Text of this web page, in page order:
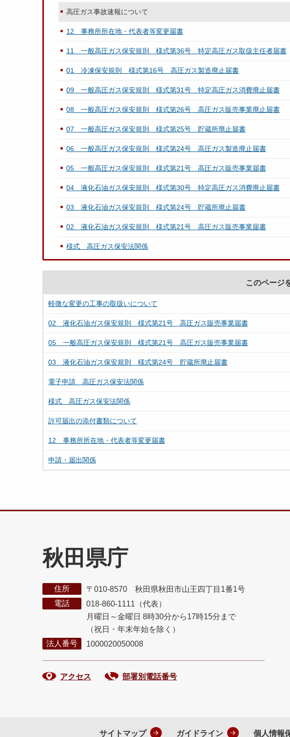
高圧ガス事故速報について
12 事務所所在地・代表者等変更届書
11 一般高圧ガス保安規則 様式第36号 特定高圧ガス取扱主任者届書
01 冷凍保安規則 様式第16号 高圧ガス製造廃止届書
09 一般高圧ガス保安規則 様式第31号 特定高圧ガス消費廃止届書
08 一般高圧ガス保安規則 様式第26号 高圧ガス販売事業廃止届書
07 一般高圧ガス保安規則 様式第25号 貯蔵所廃止届書
06 一般高圧ガス保安規則 様式第24号 高圧ガス製造廃止届書
05 一般高圧ガス保安規則 様式第21号 高圧ガス販売事業届書
04 液化石油ガス保安規則 様式第30号 特定高圧ガス消費廃止届書
03 液化石油ガス保安規則 様式第24号 貯蔵所廃止届書
02 液化石油ガス保安規則 様式第21号 高圧ガス販売事業届書
様式 高圧ガス保安法関係
このページ
軽微な変更の工事の取扱いについて
02 液化石油ガス保安規則 様式第21号 高圧ガス販売事業届書
05 一般高圧ガス保安規則 様式第21号 高圧ガス販売事業届書
03 液化石油ガス保安規則 様式第24号 貯蔵所廃止届書
電子申請 高圧ガス保安法関係
様式 高圧ガス保安法関係
許可届出の添付書類について
12 事務所所在地・代表者等変更届書
申請・届出関係
秋田県庁
住所
〒010-8570 秋田県秋田市山王四丁目1番1号
電話
018-860-1111（代表）
月曜日～金曜日 8時30分から17時15分まで
（祝日・年末年始を除く）
法人番号
1000020050008
アクセス 部署別電話番号
サイトマップ ガイドライン 個人情報